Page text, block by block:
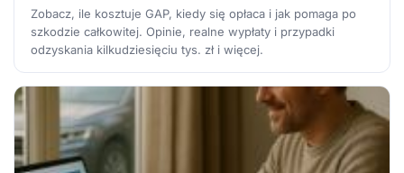
Zobacz, ile kosztuje GAP, kiedy się opłaca i jak pomaga po
szkodzie całkowitej. Opinie, realne wypłaty i przypadki
odzyskania kilkudziesięciu tys. zł i więcej.